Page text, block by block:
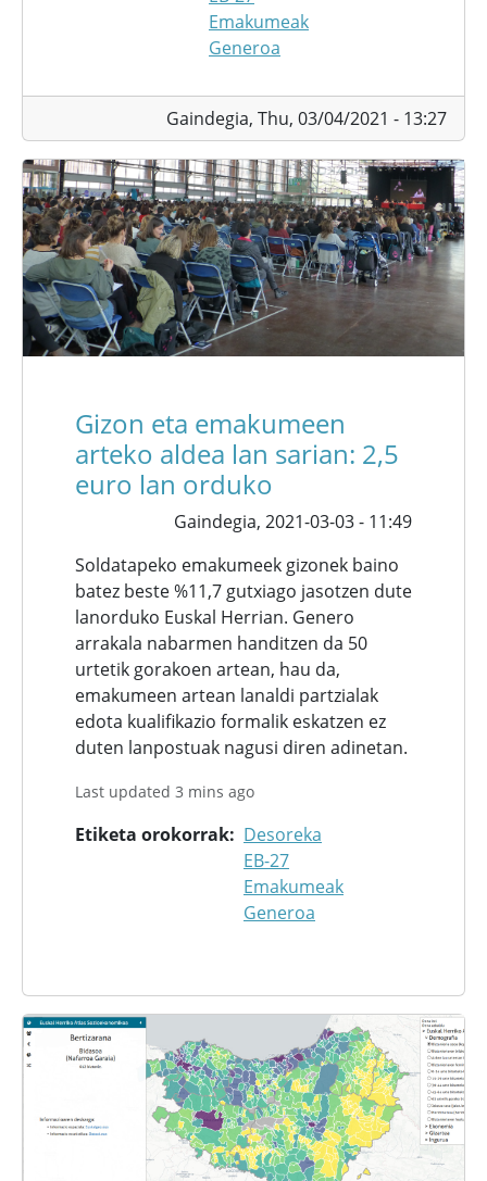
Emakumeak
Generoa
Gaindegia, Thu, 03/04/2021 - 13:27
Gizon eta emakumeen
arteko aldea lan sarian: 2,5
euro lan orduko
Gaindegia, 2021-03-03 - 11:49
Soldatapeko emakumeek gizonek baino
batez beste %11,7 gutxiago jasotzen dute
lanorduko Euskal Herrian. Genero
arrakala nabarmen handitzen da 50
urtetik gorakoen artean, hau da,
emakumeen artean lanaldi partzialak
edota kualifikazio formalik eskatzen ez
duten lanpostuak nagusi diren adinetan.
Last updated 3 mins ago
Etiketa orokorrak
Desoreka
EB-27
Emakumeak
Generoa